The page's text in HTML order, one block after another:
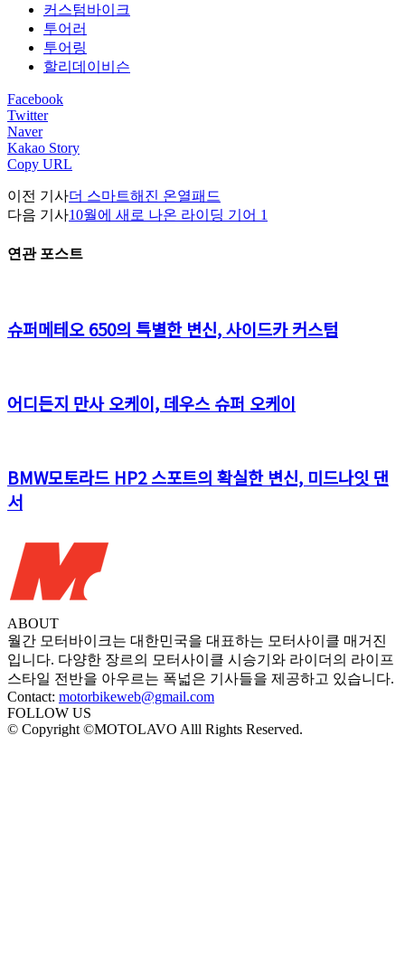
커스텀바이크
투어러
투어링
할리데이비슨
Facebook
Twitter
Naver
Kakao Story
Copy URL
이전 기사더 스마트해진 온열패드
다음 기사10월에 새로 나온 라이딩 기어 1
연관 포스트
슈퍼메테오 650의 특별한 변신, 사이드카 커스텀
어디든지 만사 오케이, 데우스 슈퍼 오케이
BMW모토라드 HP2 스포트의 확실한 변신, 미드나잇 댄
서
ABOUT
월간 모터바이크는 대한민국을 대표하는 모터사이클 매거진
입니다. 다양한 장르의 모터사이클 시승기와 라이더의 라이프
스타일 전반을 아우르는 폭넓은 기사들을 제공하고 있습니다.
Contact: motorbikeweb@gmail.com
FOLLOW US
© Copyright ©MOTOLAVO Alll Rights Reserved.